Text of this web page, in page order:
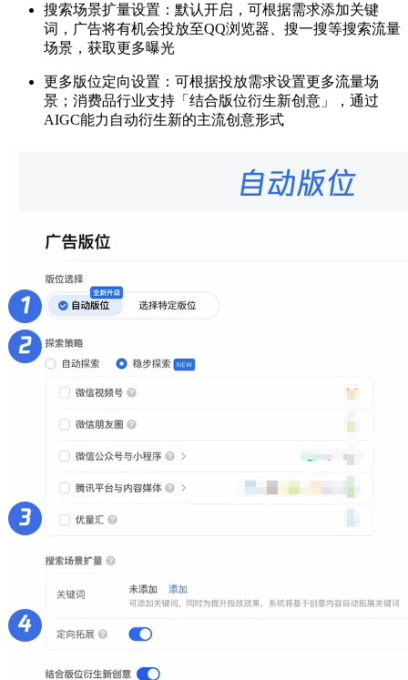
搜索场景扩量设置：默认开启，可根据需求添加关键
词，广告将有机会投放至QQ浏览器、搜一搜等搜索流量
场景，获取更多曝光
更多版位定向设置：可根据投放需求设置更多流量场
景；消费品行业支持「结合版位衍生新创意」，通过
AIGC能力自动衍生新的主流创意形式